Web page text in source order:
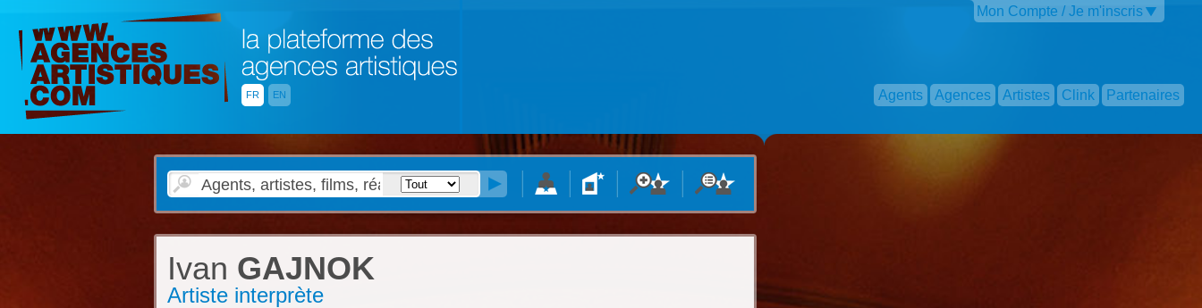
FR EN
Mon Compte / Je m'inscris
Agents Agences Artistes Clink Partenaires
Ivan GAJNOK
Artiste interprète